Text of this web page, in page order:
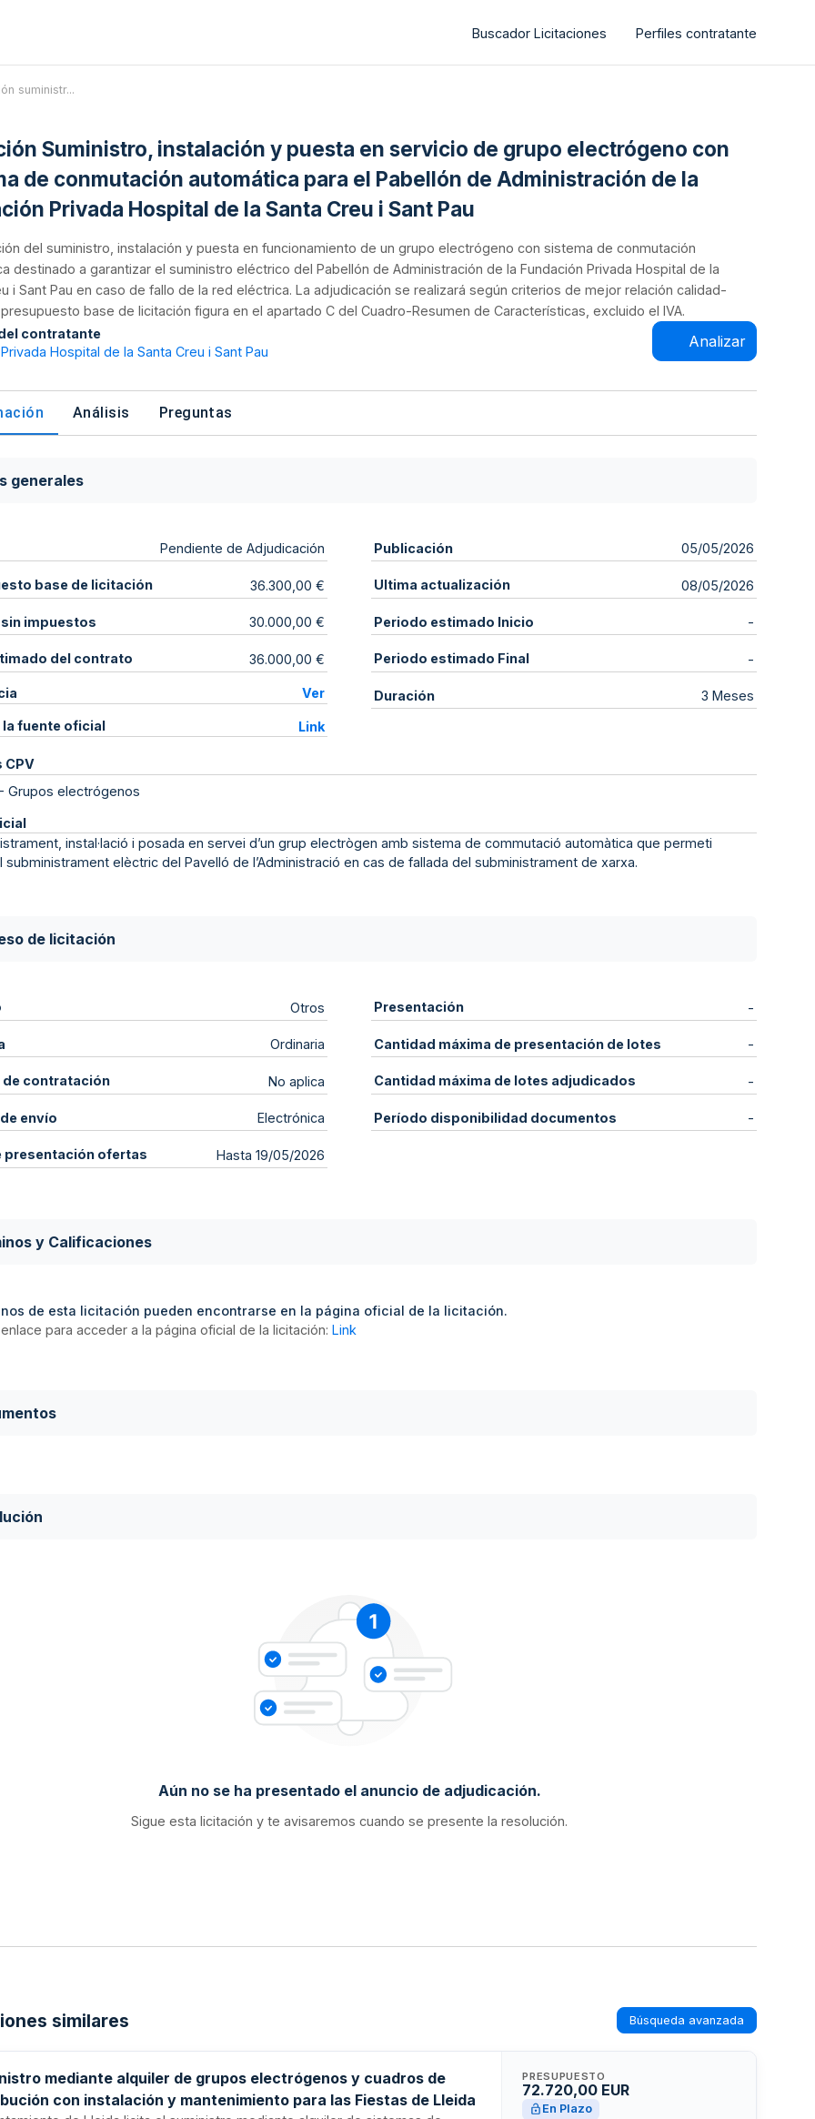
Buscador Licitaciones Perfiles contratante
suministr...
Suministro, instalación y puesta en servicio de grupo electrógeno con
de conmutación automática para el Pabellón de Administración de la
Privada Hospital de la Santa Creu i Sant Pau
del suministro, instalación y puesta en funcionamiento de un grupo electrógeno con sistema de conmutación
destinado a garantizar el suministro eléctrico del Pabellón de Administración de la Fundación Privada Hospital de la
i Sant Pau en caso de fallo de la red eléctrica. La adjudicación se realizará según criterios de mejor relación calidad-
base de licitación figura en el apartado C del Cuadro-Resumen de Características, excluido el IVA.
contratante
Hospital de la Santa Creu i Sant Pau
Analizar
Análisis Preguntas
generales
Pendiente de Adjudicación
base de licitación 36.300,00 €
impuestos 30.000,00 €
del contrato 36.000,00 €
Ver
la fuente oficial Link
Publicación 05/05/2026
Ultima actualización 08/05/2026
Periodo estimado Inicio -
Periodo estimado Final -
Duración 3 Meses
CPV
- Grupos electrógenos
instal·lació i posada en servei d’un grup electrògen amb sistema de commutació automàtica que permeti
subministrament elèctric del Pavelló de l’Administració en cas de fallada del subministrament de xarxa.
de licitación
Otros
Ordinaria
de contratación No aplica
envío Electrónica
presentación ofertas Hasta 19/05/2026
Presentación -
Cantidad máxima de presentación de lotes -
Cantidad máxima de lotes adjudicados -
Período disponibilidad documentos -
y Calificaciones
de esta licitación pueden encontrarse en la página oficial de la licitación.
para acceder a la página oficial de la licitación: Link
Aún no se ha presentado el anuncio de adjudicación.
Sigue esta licitación y te avisaremos cuando se presente la resolución.
similares Búsqueda avanzada
mediante alquiler de grupos electrógenos y cuadros de
con instalación y mantenimiento para las Fiestas de Lleida
PRESUPUESTO
72.720,00 EUR
En Plazo